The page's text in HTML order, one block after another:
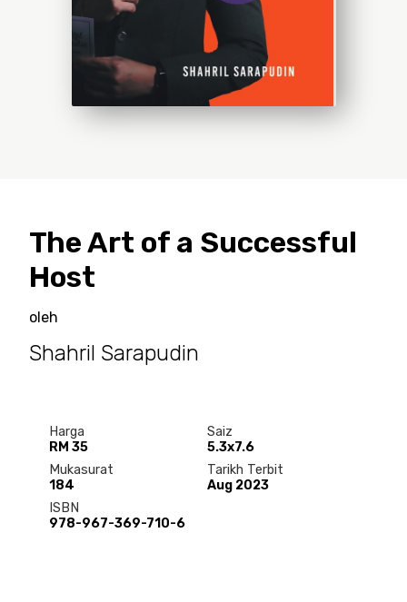
The Art of a Successful
Host
oleh
Shahril Sarapudin
Harga
RM 35
Saiz
5.3x7.6
Mukasurat
184
Tarikh Terbit
Aug 2023
ISBN
978-967-369-710-6